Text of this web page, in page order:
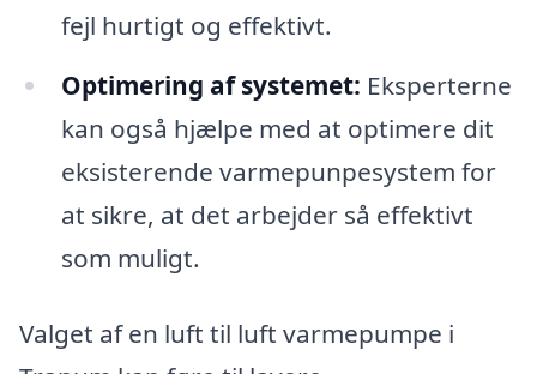
fejl hurtigt og effektivt.
Optimering af systemet: Eksperterne
kan også hjælpe med at optimere dit
eksisterende varmepunpesystem for
at sikre, at det arbejder så effektivt
som muligt.
Valget af en luft til luft varmepumpe i